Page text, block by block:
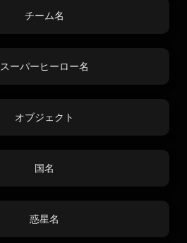
チーム名
スーパーヒーロー名
オブジェクト
国名
惑星名